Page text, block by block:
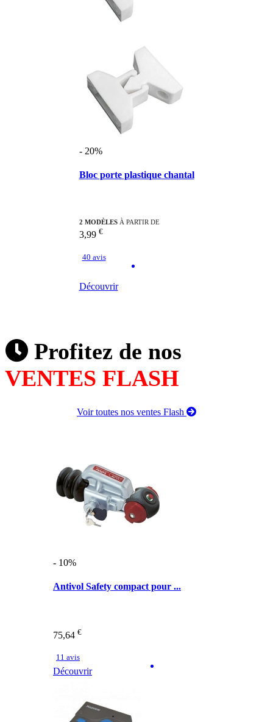
- 20%
Bloc porte plastique chantal
2 MODÈLESÀ PARTIR DE
3,99 €
40 avis
Découvrir
Profitez de nos
VENTES FLASH
Voir toutes nos ventes Flash
- 10%
Antivol Safety compact pour ...
75,64 €
11 avis
Découvrir